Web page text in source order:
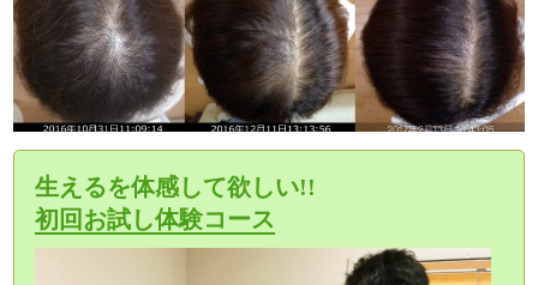
生えるを体感して欲しい!!
初回お試し体験コース